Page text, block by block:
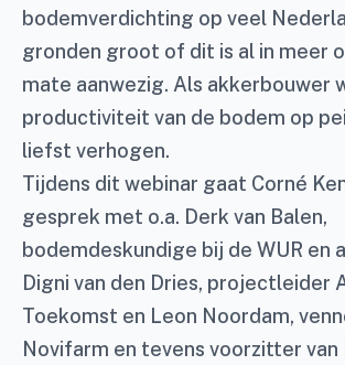
bodemverdichting op veel
gronden groot of dit is al in meer
mate aanwezig. Als akkerbouwer
productiviteit van de bodem op
liefst verhogen.
Tijdens dit webinar gaat Corné
gesprek met o.a. Derk van Balen,
bodemdeskundige bij de WUR en
Digni van den Dries, projectleider
Toekomst en Leon Noordam,
Novifarm en tevens voorzitter van